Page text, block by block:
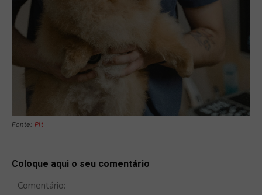
Fonte: Pit
Coloque aqui o seu comentário